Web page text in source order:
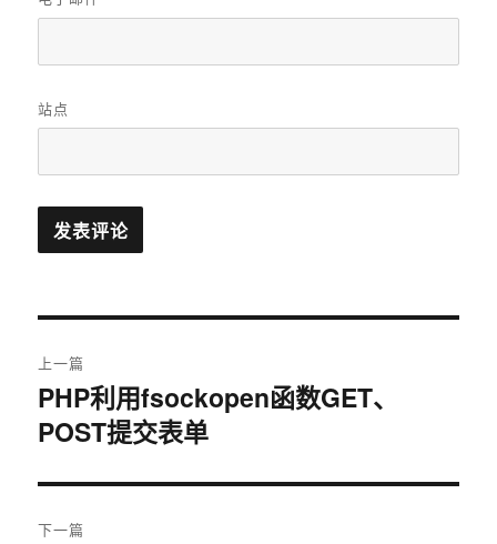
站点
章
导
航
上一篇
上
篇
章：
PHP利用fsockopen函数GET、
POST提交表单
下一篇